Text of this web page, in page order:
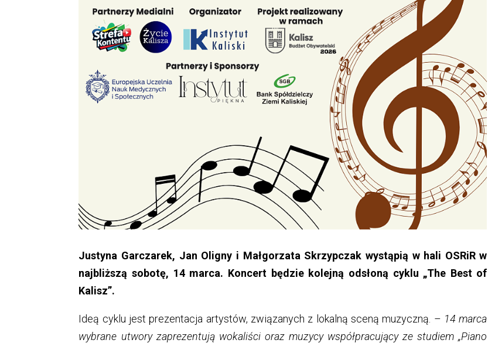
Justyna Garczarek, Jan Oligny i Małgorzata Skrzypczak wystąpią w hali OSRiR w
najbliższą sobotę, 14 marca. Koncert będzie kolejną odsłoną cyklu „The Best of
Kalisz”.
Ideą cyklu jest prezentacja artystów, związanych z lokalną sceną muzyczną. – 14 marca
wybrane utwory zaprezentują wokaliści oraz muzycy współpracujący ze studiem „Piano